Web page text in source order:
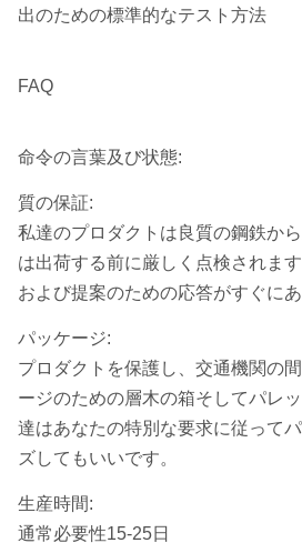
出のための標準的なテスト方法
FAQ
命令の言葉及び状態:
質の保証:
私達のプロダクトは良質の鋼鉄か
は出荷する前に厳しく点検されま
および提案のための応答がすぐにあ
パッケージ:
プロダクトを保護し、交通機関の
ージのための層木の箱そしてパレ
達はあなたの特別な要求に従って
ズしてもいいです。
生産時間:
通常必要性15-25日